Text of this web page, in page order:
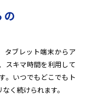
タブレット端末からア
スキマ時間を利用して
。いつでもどこでもト
く続けられます。